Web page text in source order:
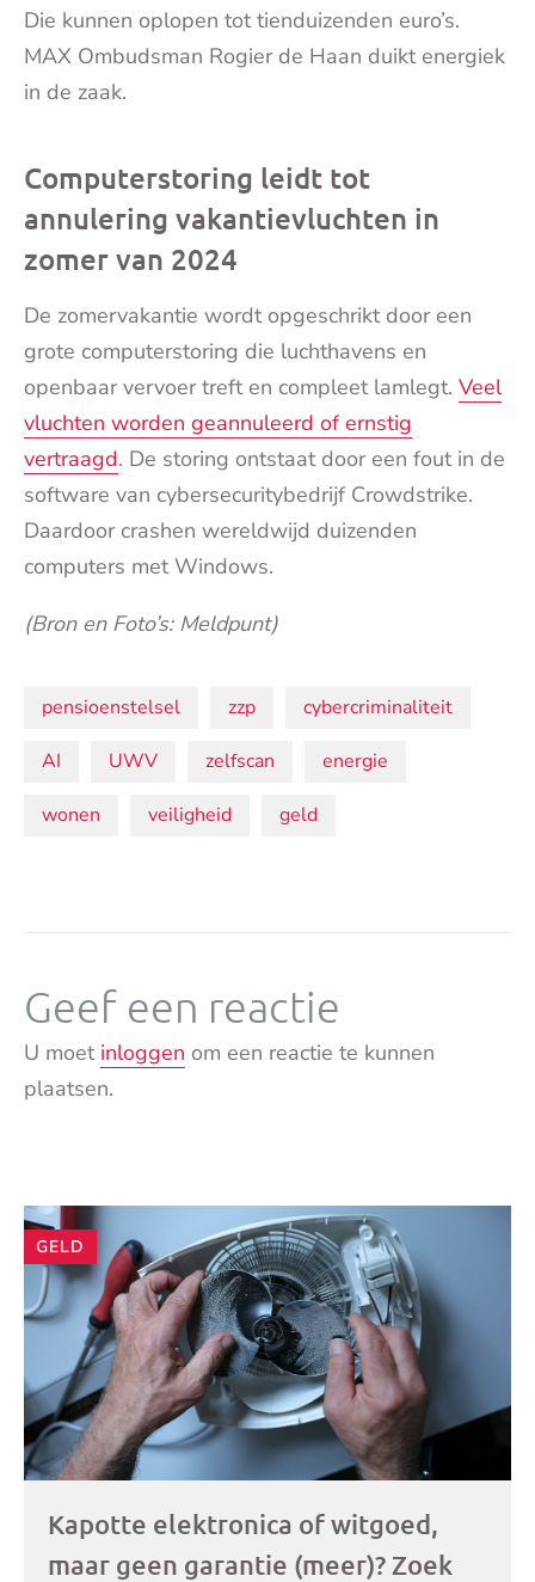
Die kunnen oplopen tot tienduizenden euro’s.
MAX Ombudsman Rogier de Haan duikt energiek
in de zaak.
Computerstoring leidt tot
annulering vakantievluchten in
zomer van 2024
De zomervakantie wordt opgeschrikt door een
grote computerstoring die luchthavens en
openbaar vervoer treft en compleet lamlegt. Veel
vluchten worden geannuleerd of ernstig
vertraagd. De storing ontstaat door een fout in de
software van cybersecuritybedrijf Crowdstrike.
Daardoor crashen wereldwijd duizenden
computers met Windows.
(Bron en Foto’s: Meldpunt)
Onderwerpen:
pensioenstelsel zzp cybercriminaliteit
AI UWV zelfscan energie
wonen veiligheid geld
Geef een reactie
U moet inloggen om een reactie te kunnen
plaatsen.
Andere
artikelen
GELD
Kapotte elektronica of witgoed,
maar geen garantie (meer)? Zoek